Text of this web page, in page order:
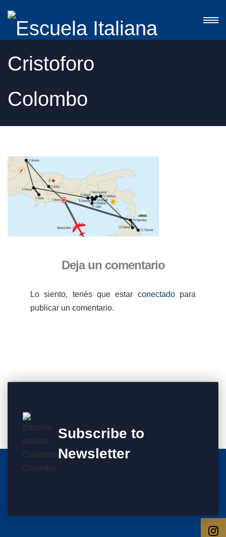
Deja un comentario
Lo siento, tenés que estar conectadopara
publicar un comentario.
Subscribe to
Newsletter